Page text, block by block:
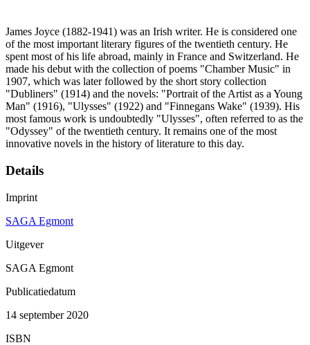
James Joyce (1882-1941) was an Irish writer. He is considered one
of the most important literary figures of the twentieth century. He
spent most of his life abroad, mainly in France and Switzerland. He
made his debut with the collection of poems "Chamber Music" in
1907, which was later followed by the short story collection
"Dubliners" (1914) and the novels: "Portrait of the Artist as a Young
Man" (1916), "Ulysses" (1922) and "Finnegans Wake" (1939). His
most famous work is undoubtedly "Ulysses", often referred to as the
"Odyssey" of the twentieth century. It remains one of the most
innovative novels in the history of literature to this day.
Details
Imprint
SAGA Egmont
Uitgever
SAGA Egmont
Publicatiedatum
14 september 2020
ISBN